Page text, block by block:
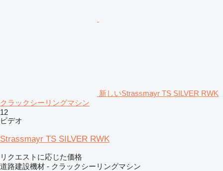
新しいStrassmayr TS SILVER RWK
クラックシーリングマシン
12
ビデオ
Strassmayr TS SILVER RWK
リクエストに応じた価格
道路建設機材 - クラックシーリングマシン